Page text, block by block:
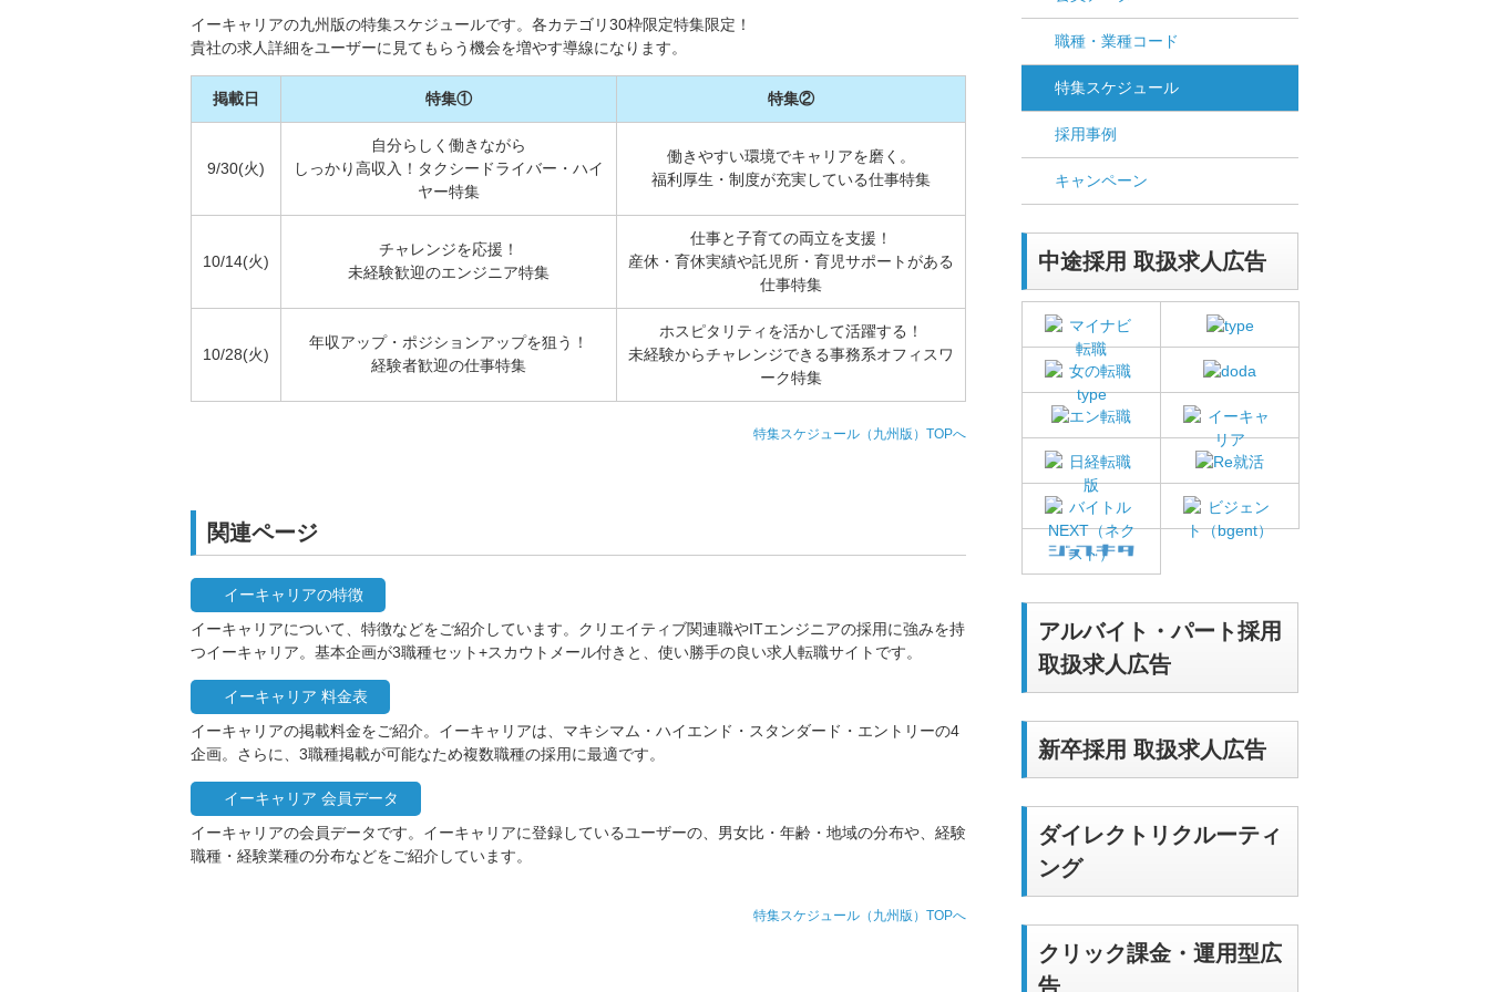
イーキャリアの九州版の特集スケジュールです。各カテゴリ30枠限定特集限定！
貴社の求人詳細をユーザーに見てもらう機会を増やす導線になります。
掲載日 特集① 特集②
9/30(火)
自分らしく働きながら
しっかり高収入！タクシードライバー・ハイ
ヤー特集
働きやすい環境でキャリアを磨く。
福利厚生・制度が充実している仕事特集
10/14(火)
チャレンジを応援！
未経験歓迎のエンジニア特集
仕事と子育ての両立を支援！
産休・育休実績や託児所・育児サポートがある
仕事特集
10/28(火)
年収アップ・ポジションアップを狙う！
経験者歓迎の仕事特集
ホスピタリティを活かして活躍する！
未経験からチャレンジできる事務系オフィスワ
ーク特集
特集スケジュール（九州版）TOPへ
関連ページ
イーキャリアの特徴
イーキャリアについて、特徴などをご紹介しています。クリエイティブ関連職やITエンジニアの採用に強みを持
つイーキャリア。基本企画が3職種セット+スカウトメール付きと、使い勝手の良い求人転職サイトです。
イーキャリア 料金表
イーキャリアの掲載料金をご紹介。イーキャリアは、マキシマム・ハイエンド・スタンダード・エントリーの4
企画。さらに、3職種掲載が可能なため複数職種の採用に最適です。
イーキャリア 会員データ
イーキャリアの会員データです。イーキャリアに登録しているユーザーの、男女比・年齢・地域の分布や、経験
職種・経験業種の分布などをご紹介しています。
特集スケジュール（九州版）TOPへ
職種・業種コード
特集スケジュール
採用事例
キャンペーン
中途採用 取扱求人広告
アルバイト・パート採用
取扱求人広告
新卒採用 取扱求人広告
ダイレクトリクルーティ
ング
クリック課金・運用型広
告